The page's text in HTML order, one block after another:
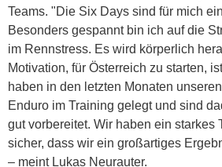
Teams. "Die Six Days sind für mich
Besonders gespannt bin ich auf die
im Rennstress. Es wird körperlich
Motivation, für Österreich zu starten,
haben in den letzten Monaten
Enduro im Training gelegt und sind
gut vorbereitet. Wir haben ein starkes
sicher, dass wir ein großartiges
– meint Lukas Neurauter.